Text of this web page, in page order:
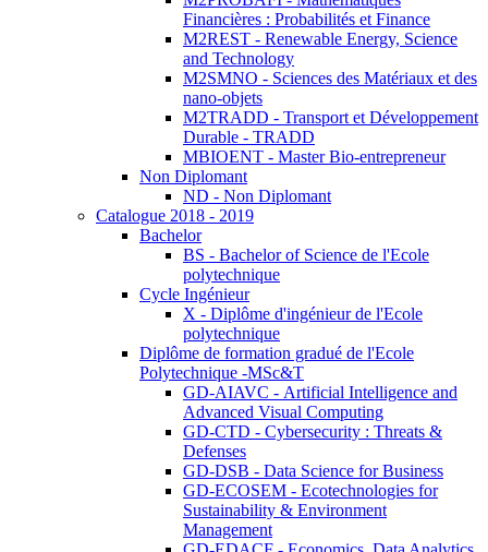
Financières : Probabilités et Finance
M2REST - Renewable Energy, Science
and Technology
M2SMNO - Sciences des Matériaux et des
nano-objets
M2TRADD - Transport et Développement
Durable - TRADD
MBIOENT - Master Bio-entrepreneur
Non Diplomant
ND - Non Diplomant
Catalogue 2018 - 2019
Bachelor
BS - Bachelor of Science de l'Ecole
polytechnique
Cycle Ingénieur
X - Diplôme d'ingénieur de l'Ecole
polytechnique
Diplôme de formation gradué de l'Ecole
Polytechnique -MSc&T
GD-AIAVC - Artificial Intelligence and
Advanced Visual Computing
GD-CTD - Cybersecurity : Threats &
Defenses
GD-DSB - Data Science for Business
GD-ECOSEM - Ecotechnologies for
Sustainability & Environment
Management